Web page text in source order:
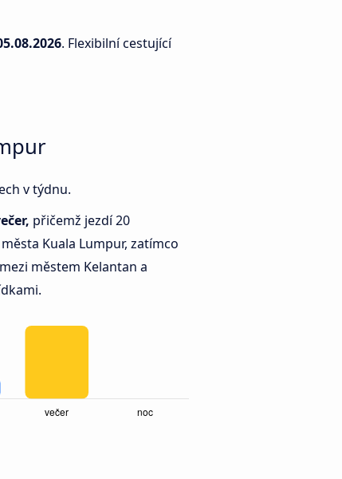
. Flexibilní cestující
v týdnu.
přičemž jezdí 20
Kuala Lumpur, zatímco
městem Kelantan a